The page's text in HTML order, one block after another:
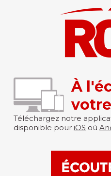
À
Téléchargez notre
disponible pour iOS où